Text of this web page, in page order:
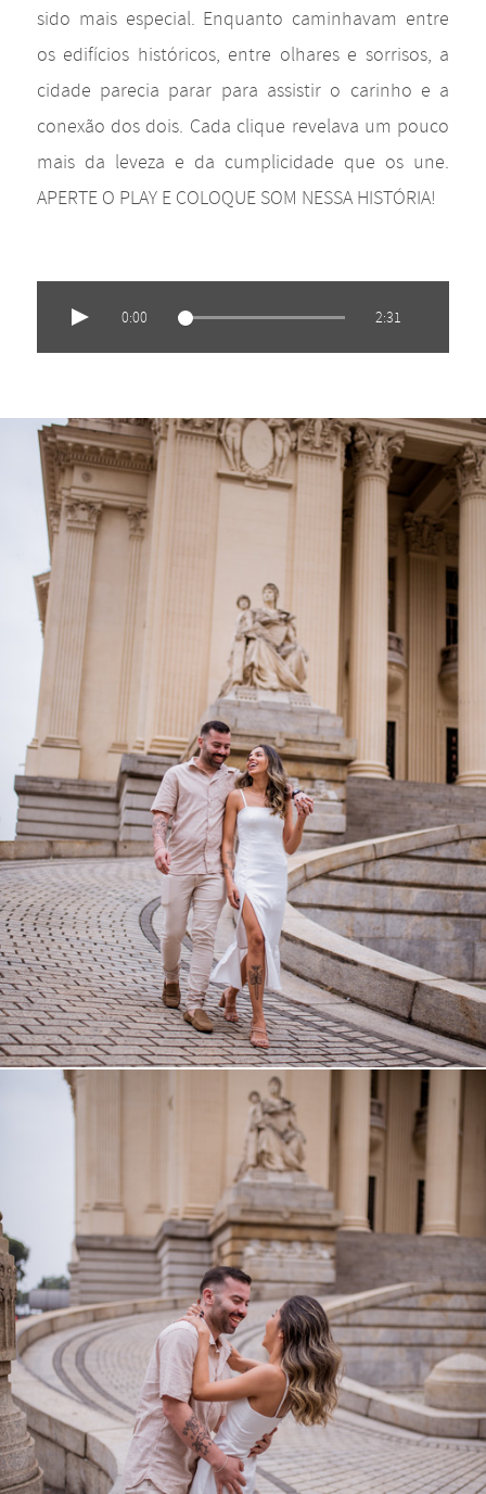
sido mais especial. Enquanto caminhavam entre
os edifícios históricos, entre olhares e sorrisos, a
cidade parecia parar para assistir o carinho e a
conexão dos dois. Cada clique revelava um pouco
mais da leveza e da cumplicidade que os une.
APERTE O PLAY E COLOQUE SOM NESSA HISTÓRIA!
0:00 2:31